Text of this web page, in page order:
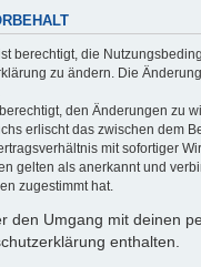
berechtigt, die
zu ändern. Die
den Änderungen zu
erlischt das zwischen dem
mit sofortiger
gelten als anerkannt und
zugestimmt hat.
den Umgang mit deinen
enthalten.